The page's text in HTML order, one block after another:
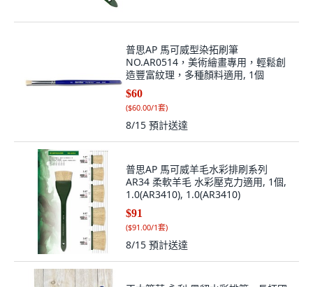
普思AP 馬可威型染拓刷筆
NO.AR0514，美術繪畫專用，輕鬆創
造豐富紋理，多種顏料適用, 1個
$60
($60.00/1套)
8/15 預計送達
普思AP 馬可威羊毛水彩排刷系列
AR34 柔軟羊毛 水彩壓克力適用, 1個,
1.0(AR3410), 1.0(AR3410)
$91
($91.00/1套)
8/15 預計送達